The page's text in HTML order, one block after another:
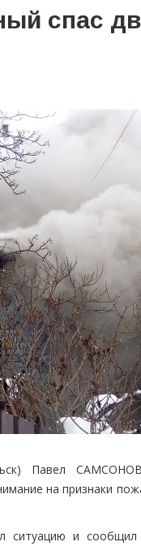
спас
Павел
на признаки
ситуацию и